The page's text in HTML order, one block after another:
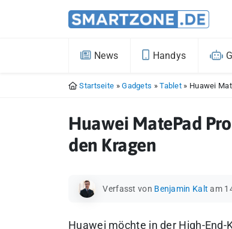
News Handys
Startseite »Gadgets »Tablet » Huawei
Huawei MatePad
den Kragen
Verfasst von Benjamin Kalt am
Huawei möchte in der High-